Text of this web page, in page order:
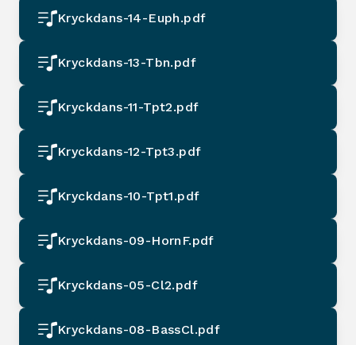
Kryckdans-14-Euph.pdf
Kryckdans-13-Tbn.pdf
Kryckdans-11-Tpt2.pdf
Kryckdans-12-Tpt3.pdf
Kryckdans-10-Tpt1.pdf
Kryckdans-09-HornF.pdf
Kryckdans-05-Cl2.pdf
Kryckdans-08-BassCl.pdf